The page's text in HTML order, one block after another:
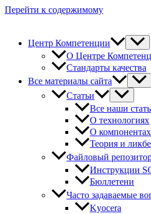
Перейти к содержимому
Центр Компетенции
О Центре
Стандарты качества
Все материалы сайта
Статьи
Все наши
О технологиях
О компонентах
Теория и
Файловый
Инструкции
Бюллетени
Часто задаваемые
Kyocera